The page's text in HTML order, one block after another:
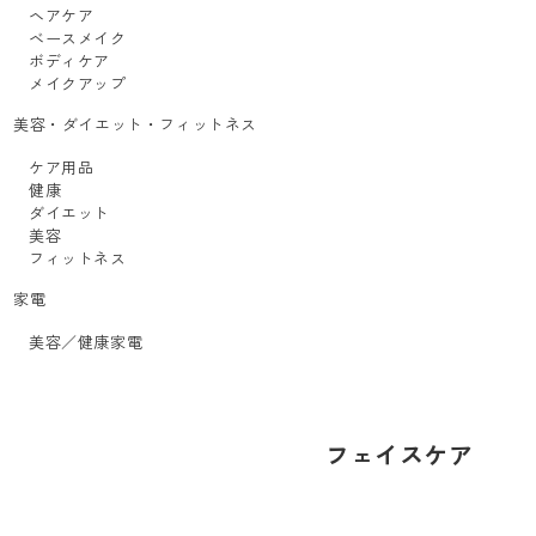
ヘアケア
ベースメイク
ボディケア
メイクアップ
美容・ダイエット・フィットネス
ケア用品
健康
ダイエット
美容
フィットネス
家電
美容／健康家電
フェイスケア